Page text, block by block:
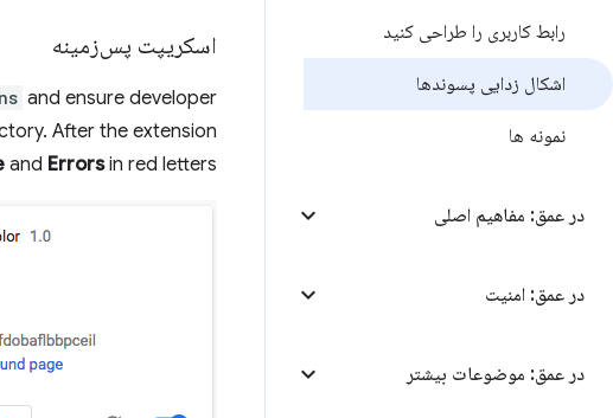
رابط کاربری را طراحی کنید
اشکال زدایی پسوندها
نمونه ها
در عمق: مفاهیم اصلی
در عمق: امنیت
در عمق: موضوعات بیشتر
اسکریپت پس‌زمینه
and ensure developer
After the extension
and Errorsin red letters.